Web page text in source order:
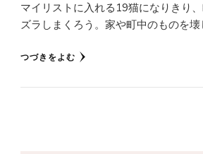
マイリストに入れる19猫になりきり
ズラしまくろう。家や町中のものを
つづきをよむ